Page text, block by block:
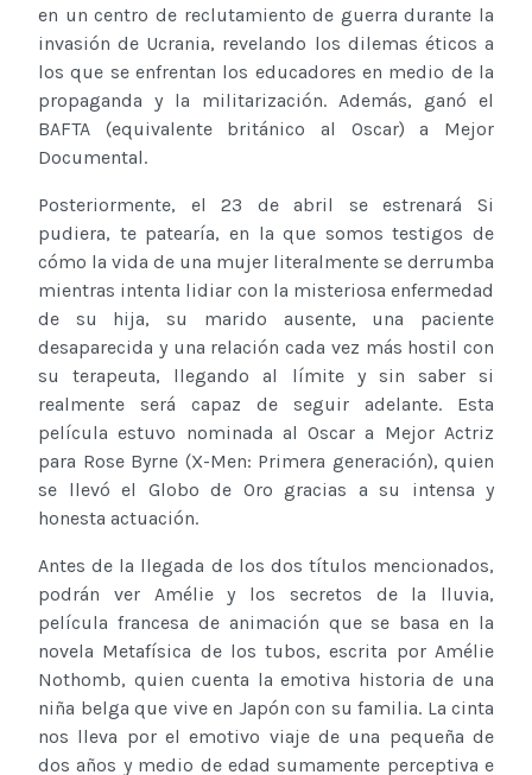
en un centro de reclutamiento de guerra durante la
invasión de Ucrania, revelando los dilemas éticos a
los que se enfrentan los educadores en medio de la
propaganda y la militarización. Además, ganó el
BAFTA (equivalente británico al Oscar) a Mejor
Documental.
Posteriormente, el 23 de abril se estrenará Si
pudiera, te patearía, en la que somos testigos de
cómo la vida de una mujer literalmente se derrumba
mientras intenta lidiar con la misteriosa enfermedad
de su hija, su marido ausente, una paciente
desaparecida y una relación cada vez más hostil con
su terapeuta, llegando al límite y sin saber si
realmente será capaz de seguir adelante. Esta
película estuvo nominada al Oscar a Mejor Actriz
para Rose Byrne (X-Men: Primera generación), quien
se llevó el Globo de Oro gracias a su intensa y
honesta actuación.
Antes de la llegada de los dos títulos mencionados,
podrán ver Amélie y los secretos de la lluvia,
película francesa de animación que se basa en la
novela Metafísica de los tubos, escrita por Amélie
Nothomb, quien cuenta la emotiva historia de una
niña belga que vive en Japón con su familia. La cinta
nos lleva por el emotivo viaje de una pequeña de
dos años y medio de edad sumamente perceptiva e